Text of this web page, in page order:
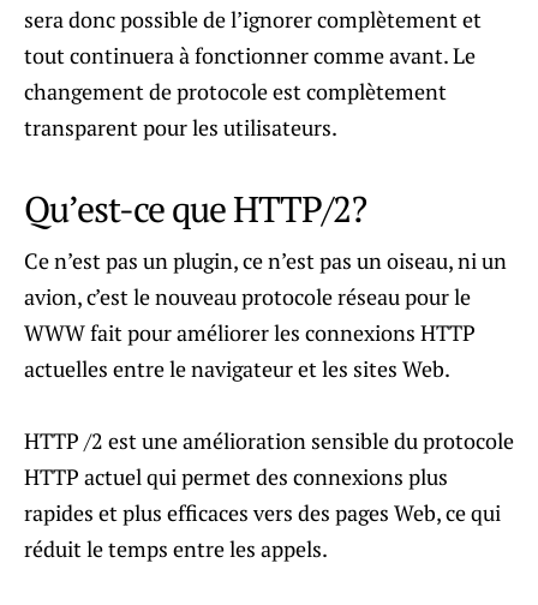
sera donc possible de l’ignorer complètement et
tout continuera à fonctionner comme avant. Le
changement de protocole est complètement
transparent pour les utilisateurs.
Qu’est-ce que HTTP/2?
Ce n’est pas un plugin, ce n’est pas un oiseau, ni un
avion, c’est le nouveau protocole réseau pour le
WWW fait pour améliorer les connexions HTTP
actuelles entre le navigateur et les sites Web.
HTTP /2 est une amélioration sensible du protocole
HTTP actuel qui permet des connexions plus
rapides et plus efficaces vers des pages Web, ce qui
réduit le temps entre les appels.